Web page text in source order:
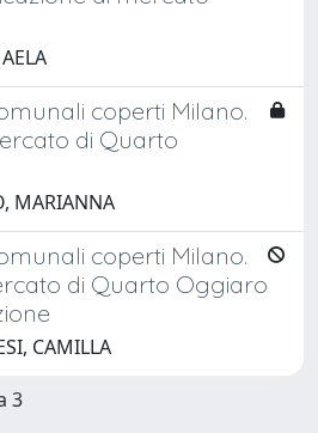
coperti Milano.
di Quarto
MARIANNA
coperti Milano.
di Quarto Oggiaro
CAMILLA
3